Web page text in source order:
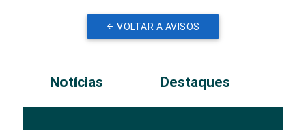
VOLTAR A AVISOS
Notícias Destaques